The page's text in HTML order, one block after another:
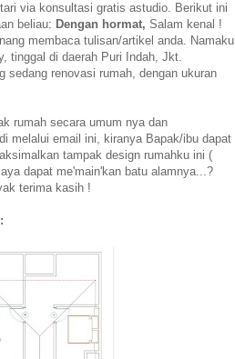
via konsultasi gratis astudio. Berikut ini
beliau: Dengan hormat,Salam kenal !
membaca tulisan/artikel anda. Namaku
tinggal di daerah Puri Indah, Jkt.
sedang renovasi rumah, dengan ukuran
rumah secara umum nya dan
melalui email ini, kiranya Bapak/ibu dapat
tampak design rumahku ini (
dapat me'main'kan batu alamnya...?
terima kasih !